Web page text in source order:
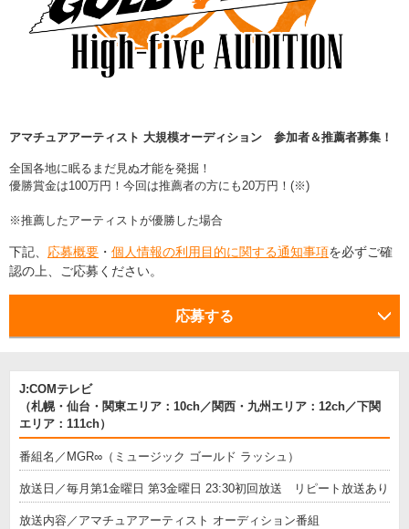
アマチュアアーティスト 大規模オーディション 参加者＆推薦者募集！
全国各地に眠るまだ見ぬ才能を発掘！
優勝賞金は100万円！今回は推薦者の方にも20万円！(※)
※推薦したアーティストが優勝した場合
下記、 応募概要 ・ 個人情報の利用目的に関する通知事項を必ずご確
認の上、ご応募ください。
応募する
J:COMテレビ
（札幌・仙台・関東エリア：10ch／関西・九州エリア：12ch／下関
エリア：111ch）
番組名／MGR∞（ミュージック ゴールド ラッシュ）
放送日／毎月第1金曜日 第3金曜日 23:30初回放送 リピート放送あり
放送内容／アマチュアアーティスト オーディション番組